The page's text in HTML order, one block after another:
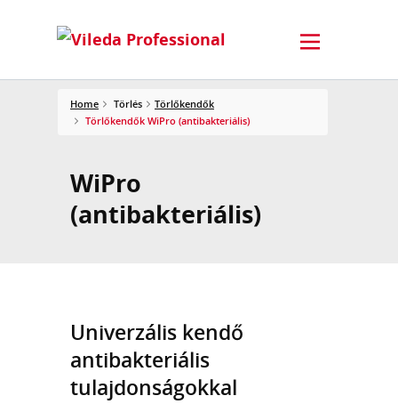
Home Törlés
Törlőkendők
Törlőkendők WiPro (antibakteriális)
WiPro
(antibakteriális)
Univerzális kendő
antibakteriális
tulajdonságokkal